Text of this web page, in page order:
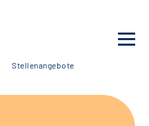
Stellenangebote